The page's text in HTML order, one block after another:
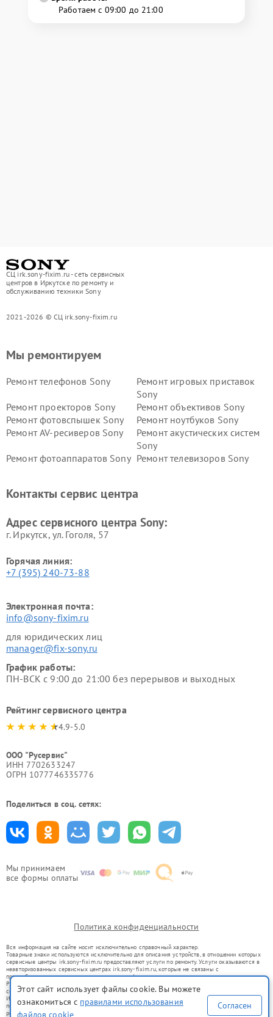
Работаем с 09:00 до 21:00
СЦ irk.sony-fixim.ru - сеть сервисных
центров в Иркутске по ремонту и
обслуживанию техники Sony
2021-2026 © СЦ irk.sony-fixim.ru
Мы принимаем
все формы оплаты
Мы ремонтируем
Ремонт телефонов Sony
Ремонт игровых приставок
Sony
Ремонт проекторов Sony
Ремонт объективов Sony
Ремонт фотовспышек Sony
Ремонт ноутбуков Sony
Ремонт AV-ресиверов Sony
Ремонт акустических систем
Sony
Ремонт фотоаппаратов Sony Ремонт телевизоров Sony
Контакты сервис центра
Адрес сервисного центра Sony:
г. Иркутск, ул. ​Гоголя, 57
Горячая линия:
+7 (395) 240-73-88
Электронная почта:
info@sony-fixim.ru
для юридических лиц
manager@fix-sony.ru
График работы:
ПН-ВСК с 9:00 до 21:00 без перерывов и выходных
Рейтинг сервисного центра
4.9-5.0
ООО "Русервис"
ИНН 7702633247
ОГРН 1077746335776
Поделиться в соц. сетях:
Политика конфиденциальности
Вся информация на сайте носит исключительно справочный характер.
Товарные знаки используются исключительно для описания устройств, в отношении которых
сервисные центры irk.sony-fixim.ru предоставляют услуги по ремонту. Услуги оказываются в
неавторизованных сервисных центрах irk.sony-fixim.ru, которые не связаны с
правообладателями товарных знаков или их официальными представителями.
Ремонт осуществляется для устройств, уже введенных в гражданский оборот в соответствии
со статьей 1487 ГК РФ.
Использование товарных знаков не преследует цели индивидуализации услуг или введения
потребителей в заблуждение, а служит для информирования о предоставляемых услугах по
ремонту техники указанных брендов.
Этот сайт использует файлы cookie. Вы можете
ознакомиться с правилами использования
файлов cookie
Согласен